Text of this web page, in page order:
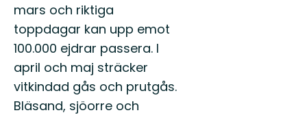
mars och riktiga
toppdagar kan upp emot
100.000 ejdrar passera. I
april och maj sträcker
vitkindad gås och prutgås.
Bläsand, sjöorre och